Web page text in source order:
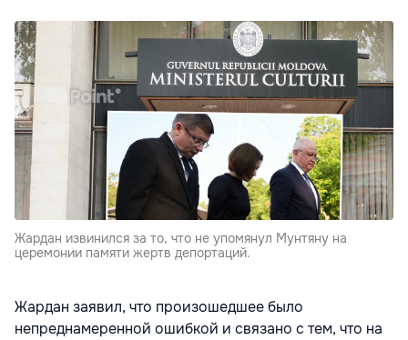
Жардан извинился за то, что не упомянул Мунтяну на
церемонии памяти жертв депортаций.
Жардан заявил, что произошедшее было
непреднамеренной ошибкой и связано с тем, что на